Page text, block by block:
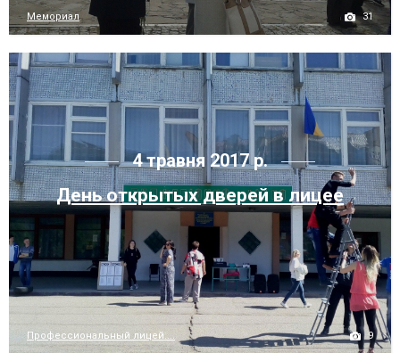
Мемориал 31
4 травня 2017 р.
День открытых дверей в лицее
Профессиональный лицей.... 9